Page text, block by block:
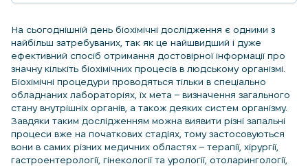
На сьогоднішній день біохімічні дослідження є одними з
найбільш затребуваних, так як це найшвидший і дуже
ефективний спосіб отримання достовірної інформації про
значну кількіть біохімічних процесів в людському організмі.
Біохімічні процедури проводяться тільки в спеціально
обладнаних лабораторіях, їх мета – визначення загального
стану внутрішніх органів, а також деяких систем організму.
Завдяки таким дослідженням можна виявити різні запальні
процеси вже на початкових стадіях, тому застосовуються
вони в самих різних медичних областях – терапії, хірургії,
гастроентерології, гінекології та урології, отоларингології,